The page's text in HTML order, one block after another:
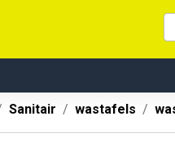
Sanitair wastafels